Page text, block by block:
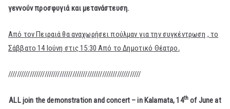
γεννούν προσφυγιά και μετανάστευση.
Από τον Πειραιά θα αναχωρήσει πούλμαν για την συγκέντρωση , το
Σάββατο 14 Ιούνη στις 15:30 Από το Δημοτικό Θέατρο.
//////////////////////////////////////////////////////////////
ALL join the demonstration and concert – in Kalamata, 14th of June at